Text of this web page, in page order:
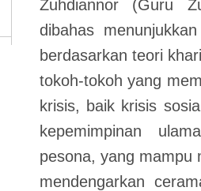
Zuhdiannor (Guru
dibahas
berdasarkan teori
tokoh-tokoh yang
krisis, baik krisis
kepemimpinan
pesona, yang mampu
mendengarkan